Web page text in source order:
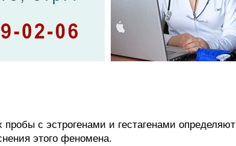
с эстрогенами и гестагенами определяют
этого феномена.